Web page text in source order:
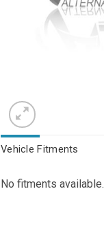
Vehicle Fitments
No fitments available.